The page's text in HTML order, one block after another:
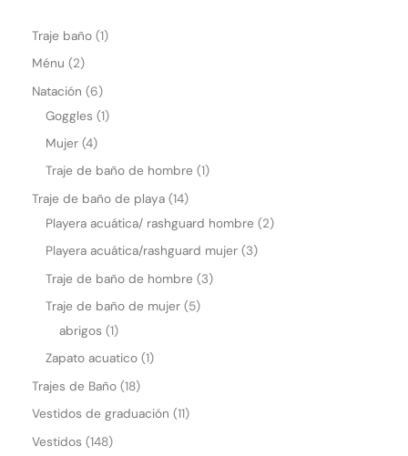
Traje baño 1
Ménu
2
Natación 6
Goggles 1
Mujer 4
Traje de baño de hombre 1
Traje de baño de playa 14
Playera acuática/ rashguard hombre
2
Playera acuática/rashguard mujer 3
Traje de baño de hombre 3
Traje de baño de mujer 5
abrigos 1
Zapato acuatico 1
Trajes de Baño 18
Vestidos de graduación 11
Vestidos 148